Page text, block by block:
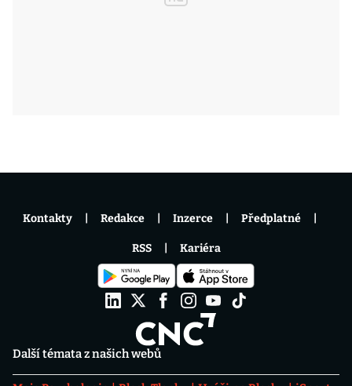
Další témata z našich webů
Kontakty Redakce Inzerce Předplatné
RSS Kariéra